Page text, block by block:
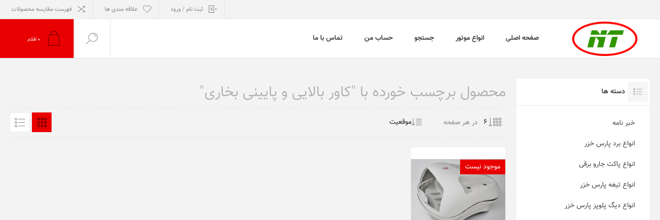
ثبت نام / ورود علاقه مندی ها فهرست مقایسه محصولات
صفحه اصلی انواع موتور جستجو حساب من تماس با ما 0 اقلام
محصول برچسب خورده با "کاور بالایی و پایینی بخاری"
در هر صفحه
موجود نیست
دسته ها
خبر نامه
انواع برد پارس خزر
انواع پاکت جارو برقی
انواع تیغه پارس خزر
انواع دیگ پلوپز پارس خزر